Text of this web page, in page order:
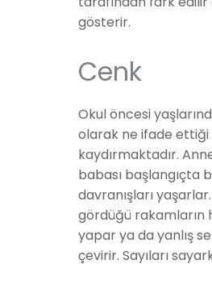
gösterir.
Cenk
Okul öncesi
olarak ne ifade ettiği
kaydırmaktadır.
babası başlangıçta
davranışları
gördüğü rakamların
yapar ya da yanlış
çevirir. Sayıları